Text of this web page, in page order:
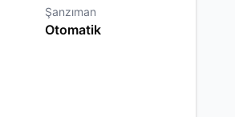
Şanzıman
Otomatik